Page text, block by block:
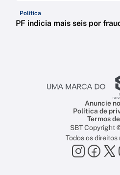
Política
PF indicia mais seis por
Anuncie
Política de
Termos
SBT Copyright
Todos os direitos